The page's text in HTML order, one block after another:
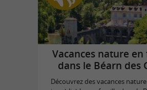
Vacances nature
dans le Béarn des
Découvrez des vacances nature